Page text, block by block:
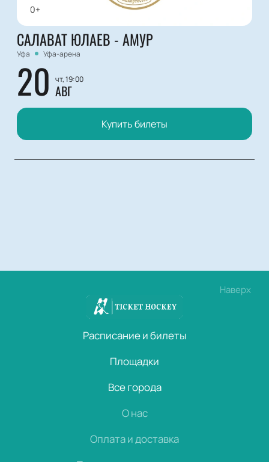
0+
САЛАВАТ ЮЛАЕВ - АМУР
Уфа Уфа-арена
20 чт, 19:00
АВГ
Купить билеты
Наверх
Расписание и билеты
Площадки
Все города
О нас
Оплата и доставка